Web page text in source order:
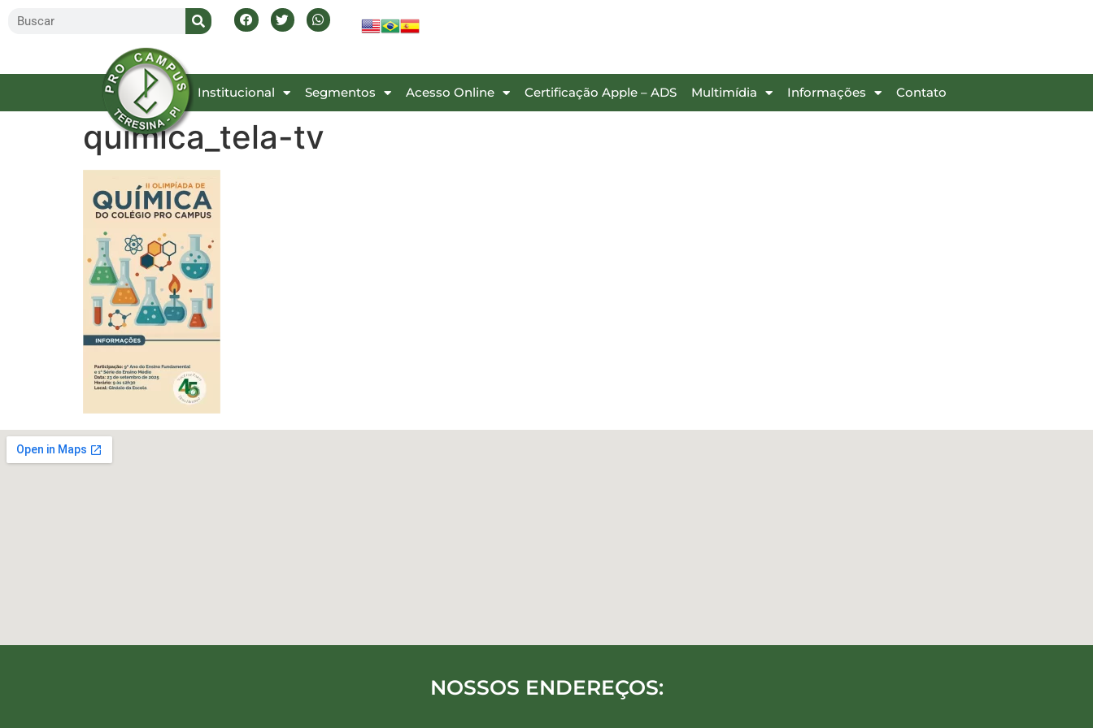
Inicial Institucional Segmentos Acesso Online Certificação Apple – ADS Multimídia Informações Contato
quimica_tela-tv
NOSSOS ENDEREÇOS: